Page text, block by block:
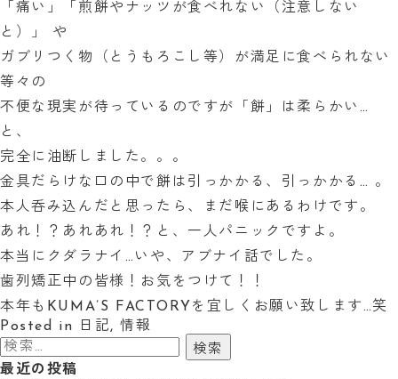
「痛い」「煎餅やナッツが食べれない（注意しない
と）」 や
ガブリつく物（とうもろこし等）が満足に食べられない
等々の
不便な現実が待っているのですが「餅」は柔らかい…
と、
完全に油断しました。。。
金具だらけな口の中で餅は引っかかる、引っかかる… 。
本人呑み込んだと思ったら、まだ喉にあるわけです。
あれ！？あれあれ！？と、一人パニックですよ。
本当にクダラナイ…いや、アブナイ話でした。
歯列矯正中の皆様！お気をつけて！！
本年もKUMA’S FACTORYを宜しくお願い致します…笑
Posted in
日記,情報
検
索:
最近の投稿